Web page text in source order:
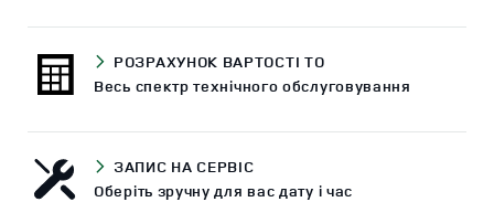
РОЗРАХУНОК ВАРТОСТI ТО
Весь спектр технічного обслуговування
ЗАПИС НА СЕРВIС
Оберіть зручну для вас дату і час